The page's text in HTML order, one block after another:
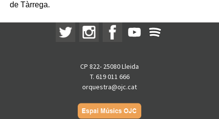
de Tàrrega.
CP 822- 25080 Lleida
T. 619 011 666
orquestra@ojc.cat